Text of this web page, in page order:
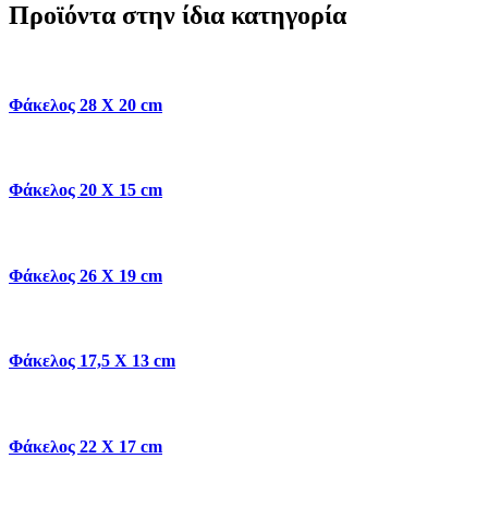
Προϊόντα στην ίδια κατηγορία
Φάκελος 28 Χ 20 cm
Φάκελος 20 Χ 15 cm
Φάκελος 26 Χ 19 cm
Φάκελος 17,5 Χ 13 cm
Φάκελος 22 Χ 17 cm